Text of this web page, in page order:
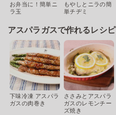
お弁当に！簡単ニ
ラ玉
もやしとニラの簡
単チヂミ
アスパラガスで作れるレシピ
下味冷凍 アスパラ
ガスの肉巻き
ささみとアスパラ
ガスのレモンチー
ズ焼き